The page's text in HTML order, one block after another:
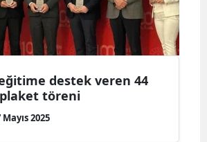
destek veren 44
töreni
Mayıs 2025